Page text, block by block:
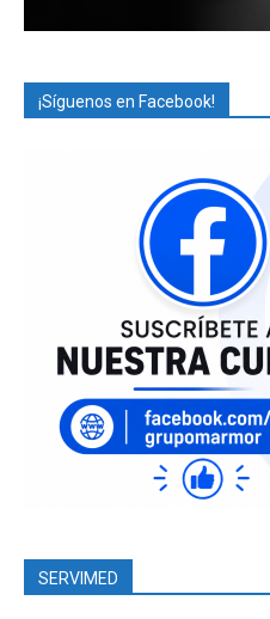
¡Síguenos en Facebook!
SERVIMED